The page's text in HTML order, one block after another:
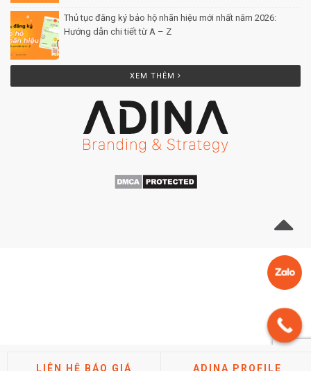
Thủ tục đăng ký bảo hộ nhãn hiệu mới nhất năm 2026:
Hướng dẫn chi tiết từ A – Z
XEM THÊM
LIÊN HỆ BÁO GIÁ ADINA PROFILE